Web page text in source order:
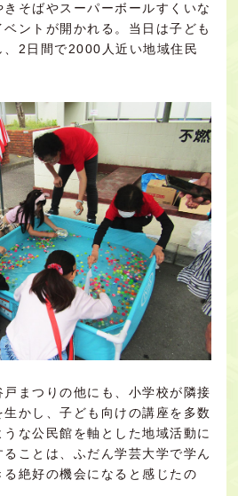
そばやスーパーボールすくいな
ントが開かれる。当日は子ども
2日間で2000人近い地域住民
まつりの他にも、小学校が隣接
かし、子ども向けの講座を多数
な公民館を軸とした地域活動に
ことは、ふだん学芸大学で学ん
絶好の機会になると感じたの